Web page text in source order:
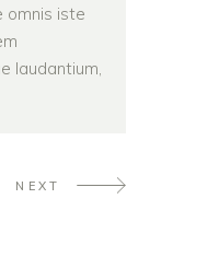
omnis iste
laudantium,
NEXT